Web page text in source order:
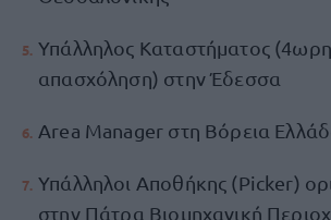
Υπάλληλος Καταστήματος
απασχόληση) στην Έδεσσα
Area Manager στη Βόρεια
Υπάλληλοι Αποθήκης (Picker)
στην Πάτρα Βιομηχανική